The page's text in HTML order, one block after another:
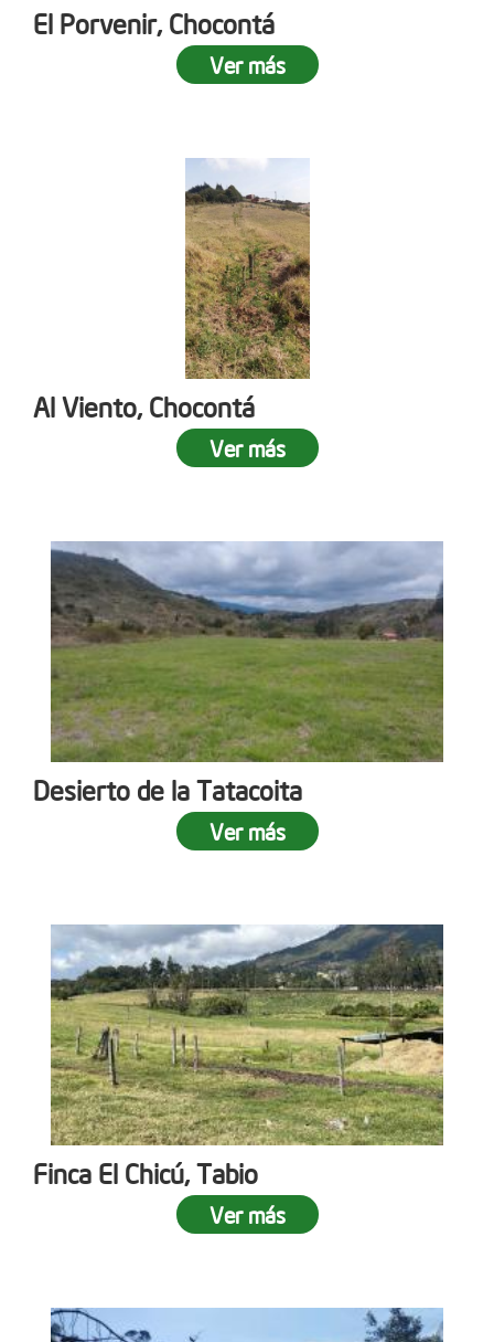
El Porvenir, Chocontá
Ver más
Al Viento, Chocontá
Ver más
Desierto de la Tatacoita
Ver más
Finca El Chicú, Tabio
Ver más